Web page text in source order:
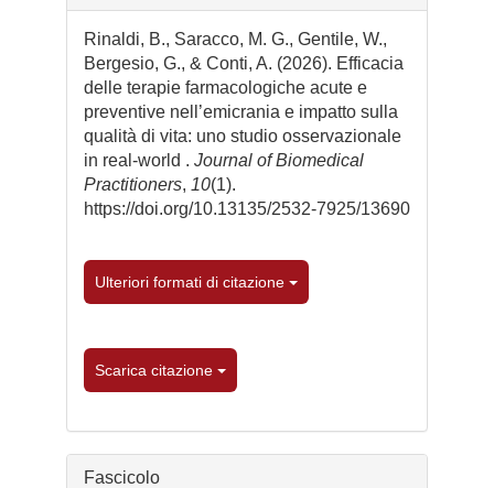
dell'articolo
Rinaldi, B., Saracco, M. G., Gentile, W.,
Bergesio, G., & Conti, A. (2026). Efficacia
delle terapie farmacologiche acute e
preventive nell’emicrania e impatto sulla
qualità di vita: uno studio osservazionale
in real-world . Journal of Biomedical
Practitioners, 10(1).
https://doi.org/10.13135/2532-7925/13690
Ulteriori formati di citazione
Scarica citazione
Fascicolo